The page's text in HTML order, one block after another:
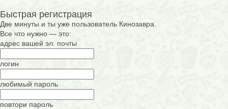
Быстрая регистрация
Две минуты и ты уже пользователь Кинозавра.
Все что нужно — это:
адрес вашей эл. почты
логин
любимый пароль
повтори пароль